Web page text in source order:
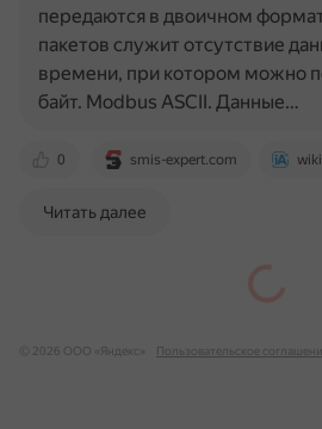
0 smis-expert.com
передаются в двоичном
пакетов служит отсутствие
времени, при котором можно
байт. Modbus ASCII. Данные…
Читать далее
© 2026 ООО «Яндекс» Пользовательское